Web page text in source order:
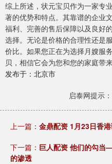
综上所述，状元宝贝作为一家专
著的优势和特点。其靠谱的企业
福利、完善的售后保障以及良好
选择。无论是价格的合理性还是
价比。如果您正在为选择月嫂服
贝，相信它会为您和您的家庭带
发布于：北京市
启泰网提示
上一篇： 金鼎配资 1月23日香
下一篇： 巨人配资 他们的勾当
的渗透